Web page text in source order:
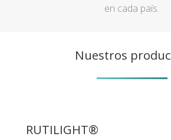
en cada país.
Nuestros
RUTILIGHT®